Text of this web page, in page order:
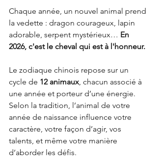
Chaque année, un nouvel animal prend
la vedette : dragon courageux, lapin
adorable, serpent mystérieux… En
2026, c'est le cheval qui est à l'honneur.
Le zodiaque chinois repose sur un
cycle de 12 animaux, chacun associé à
une année et porteur d’une énergie.
Selon la tradition, l’animal de votre
année de naissance influence votre
caractère, votre façon d’agir, vos
talents, et même votre manière
d’aborder les défis.